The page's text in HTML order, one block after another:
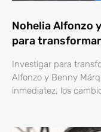
Nohelia Alfonzo
para
Investigar para
Alfonzo y Benny
inmediatez, los